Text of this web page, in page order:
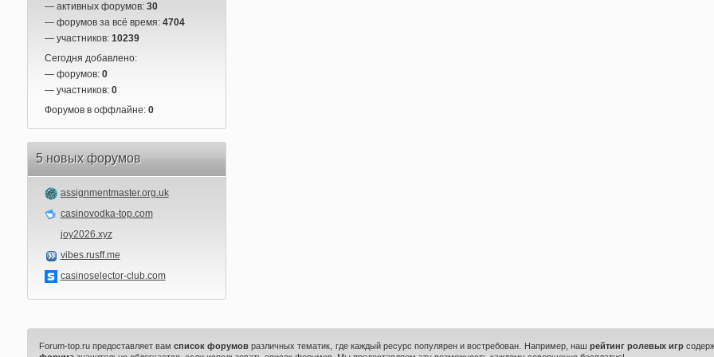
— активных форумов: 30
— форумов за всё время: 4704
— участников: 10239
Сегодня добавлено:
— форумов: 0
— участников: 0
Форумов в оффлайне: 0
5 новых форумов
assignmentmaster.org.uk
casinovodka-top.com
joy2026.xyz
vibes.rusff.me
casinoselector-club.com
Forum-top.ru предоставляет вамсписок форумов различных тематик, где каждый ресурс популярен и востребован. Например, наш рейтинг ролевых игр